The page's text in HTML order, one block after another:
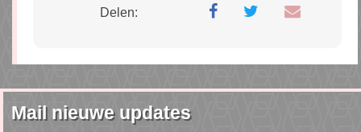
Delen:
Mail nieuwe updates